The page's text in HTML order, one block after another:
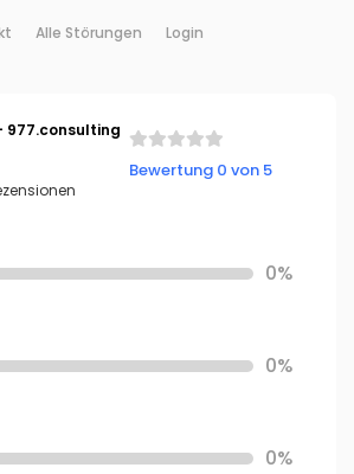
Alle Störungen Login
977.consulting
Bewertung 0 von 5
0%
0%
0%